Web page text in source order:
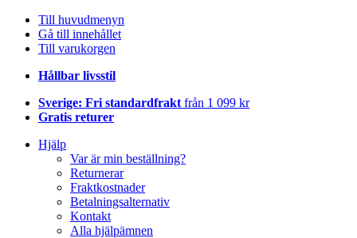
Till huvudmenyn
Gå till innehållet
Till varukorgen
Hållbar livsstil
Sverige: Fri standardfrakt från 1 099 kr
Gratis returer
Hjälp
Var är min beställning?
Returnerar
Fraktkostnader
Betalningsalternativ
Kontakt
Alla hjälpämnen